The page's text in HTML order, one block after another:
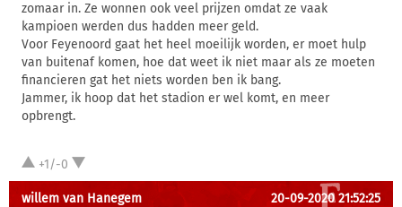
zomaar in. Ze wonnen ook veel prijzen omdat ze vaak
kampioen werden dus hadden meer geld.
Voor Feyenoord gaat het heel moeilijk worden, er moet hulp
van buitenaf komen, hoe dat weet ik niet maar als ze moeten
financieren gat het niets worden ben ik bang.
Jammer, ik hoop dat het stadion er wel komt, en meer
opbrengt.
+1/-0
willem van Hanegem 20-09-2020 21:52:25